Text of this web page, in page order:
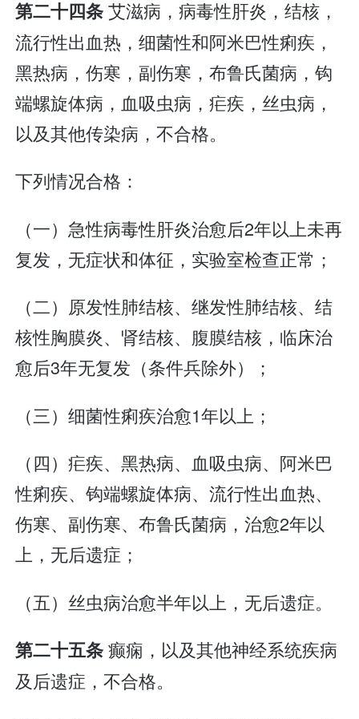
第二十四条艾滋病，病毒性肝炎，结核，
流行性出血热，细菌性和阿米巴性痢疾，
黑热病，伤寒，副伤寒，布鲁氏菌病，钩
端螺旋体病，血吸虫病，疟疾，丝虫病，
以及其他传染病，不合格。
下列情况合格：
（一）急性病毒性肝炎治愈后2年以上未再
复发，无症状和体征，实验室检查正常；
（二）原发性肺结核、继发性肺结核、结
核性胸膜炎、肾结核、腹膜结核，临床治
愈后3年无复发（条件兵除外）；
（三）细菌性痢疾治愈1年以上；
（四）疟疾、黑热病、血吸虫病、阿米巴
性痢疾、钩端螺旋体病、流行性出血热、
伤寒、副伤寒、布鲁氏菌病，治愈2年以
上，无后遗症；
（五）丝虫病治愈半年以上，无后遗症。
第二十五条癫痫，以及其他神经系统疾病
及后遗症，不合格。